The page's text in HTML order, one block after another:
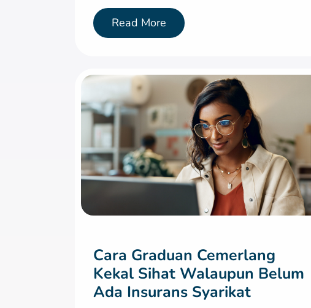
Read More
Cara Graduan Cemerlang
Kekal Sihat Walaupun Belum
Ada Insurans Syarikat